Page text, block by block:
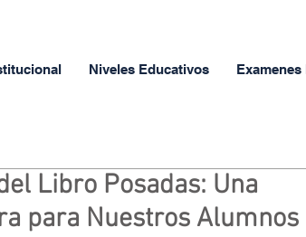
Niveles Educativos
Libro Posadas: Una
para Nuestros Alumnos